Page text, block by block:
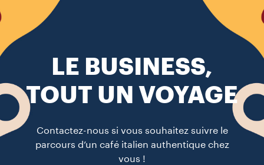
LE BUSINESS,
TOUT UN VOYAGE
Contactez-nous si vous souhaitez suivre le
parcours d’un café italien authentique chez
vous !